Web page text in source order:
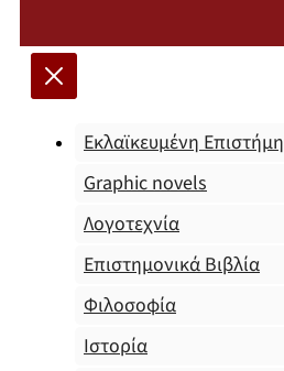
Εκλαϊκευμένη Επιστήμη
Graphic novels
Λογοτεχνία
Επιστημονικά Βιβλία
Φιλοσοφία
Ιστορία